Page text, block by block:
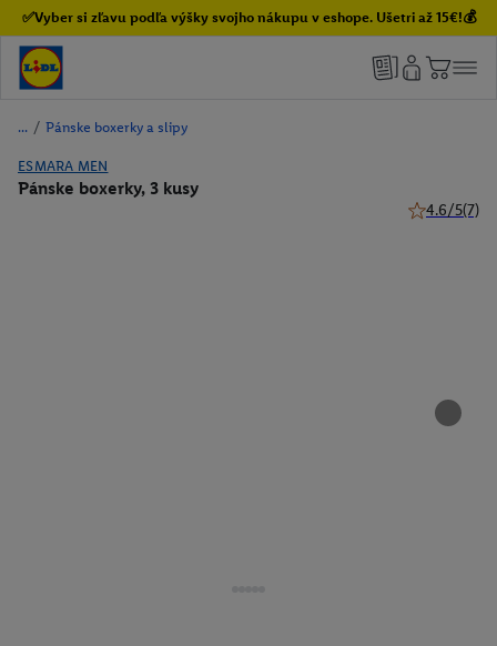
✅Vyber si zľavu podľa výšky svojho nákupu v eshope. Ušetri až 15€!💰
/ Pánske boxerky a slipy
ESMARA MEN
Pánske boxerky, 3 kusy
4.6/5(7)